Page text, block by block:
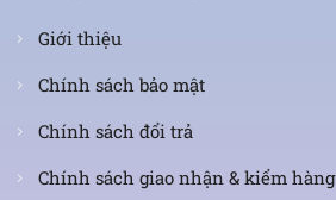
Giới thiệu
Chính sách bảo mật
Chính sách đổi trả
Chính sách giao nhận & kiểm hàng